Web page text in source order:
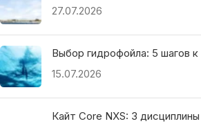
27.07.2026
Выбор гидрофойла: 5 шагов
15.07.2026
Кайт Core NXS: 3